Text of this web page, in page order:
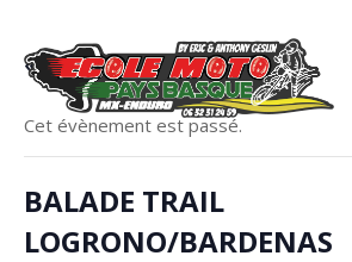
« Tous les Évènements
Cet évènement est passé.
BALADE TRAIL
LOGRONO/BARDENAS